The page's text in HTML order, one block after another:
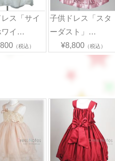
ス「サイ
ワイ…
（税込）
子供ドレス「スタ
ーダスト」…
¥8,800（税込）